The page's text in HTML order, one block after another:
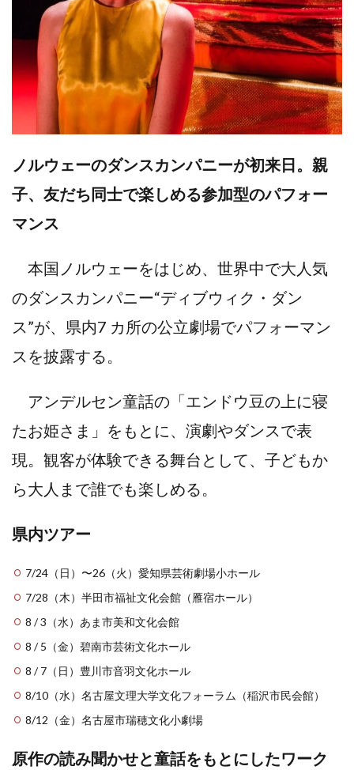
ノルウェーのダンスカンパニーが初来日。親
子、友だち同士で楽しめる参加型のパフォー
マンス
本国ノルウェーをはじめ、世界中で大人気
のダンスカンパニー“ディブウィク・ダン
ス”が、県内7 カ所の公立劇場でパフォーマン
スを披露する。
アンデルセン童話の「エンドウ豆の上に寝
たお姫さま」をもとに、演劇やダンスで表
現。観客が体験できる舞台として、子どもか
ら大人まで誰でも楽しめる。
県内ツアー
7/24（日）〜26（火）愛知県芸術劇場小ホール
7/28（木）半田市福祉文化会館（雁宿ホール）
8 / 3（水）あま市美和文化会館
8 / 5（金）碧南市芸術文化ホール
8 / 7（日）豊川市音羽文化ホール
8/10（水）名古屋文理大学文化フォーラム（稲沢市民会館）
8/12（金）名古屋市瑞穂文化小劇場
原作の読み聞かせと童話をもとにしたワーク